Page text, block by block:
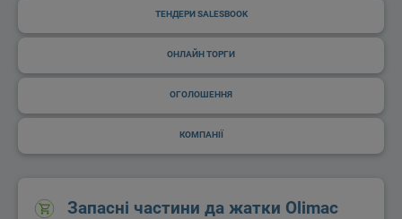
ТЕНДЕРИ SALESBOOK
ОНЛАЙН ТОРГИ
ОГОЛОШЕННЯ
КОМПАНІЇ
Запасні частини да жатки Olimac